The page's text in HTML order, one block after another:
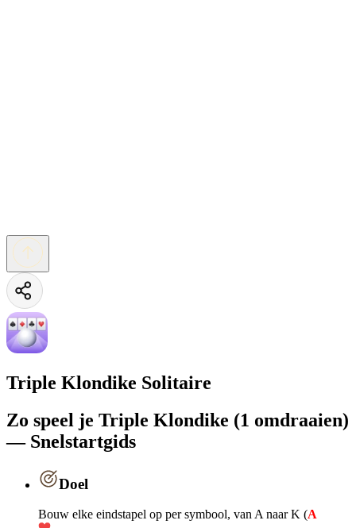
Triple Klondike Solitaire
Zo speel je Triple Klondike (1 omdraaien)
— Snelstartgids
Doel
Bouw elke eindstapel op per symbool, van A naar K (A